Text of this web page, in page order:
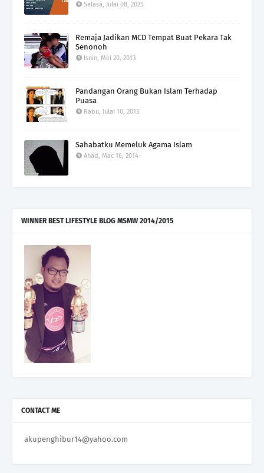
Selasa, Julai 08, 2025
Remaja Jadikan MCD Tempat Buat Pekara Tak
Senonoh
Isnin, Mei 20, 2013
Pandangan Orang Bukan Islam Terhadap
Puasa
Rabu, Julai 10, 2013
Sahabatku Memeluk Agama Islam
Ahad, Mac 16, 2014
WINNER BEST LIFESTYLE BLOG MSMW 2014/2015
CONTACT ME
akupenghibur14@yahoo.com